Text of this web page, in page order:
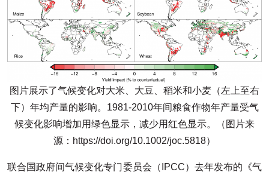
图片展示了气候变化对大米、大豆、稻米和小麦（左上至右
下）年均产量的影响。1981-2010年间粮食作物年产量受气
候变化影响增加用绿色显示，减少用红色显示。（图片来
源：https://doi.org/10.1002/joc.5818）
联合国政府间气候变化专门委员会（IPCC）去年发布的《气